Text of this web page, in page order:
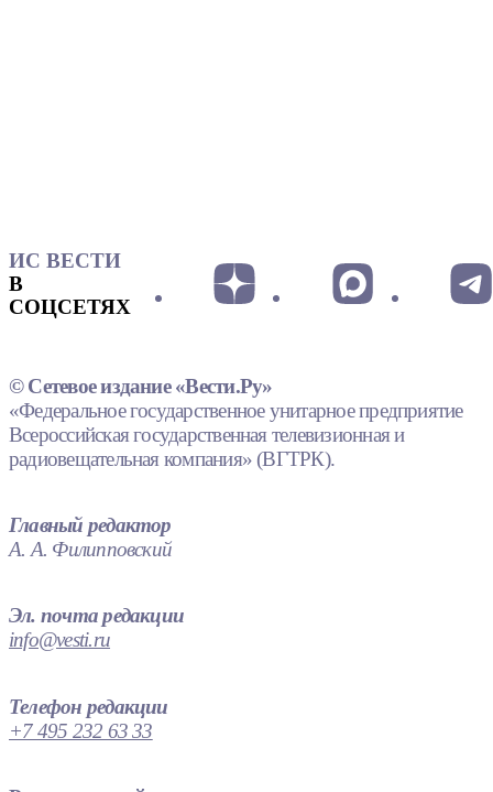
ИС ВЕСТИ
В
СОЦСЕТЯХ
© Сетевое издание «Вести.Ру»
«Федеральное государственное унитарное предприятие
Всероссийская государственная телевизионная и
радиовещательная компания» (ВГТРК).
Главный редактор
А. А. Филипповский
Эл. почта редакции
info@vesti.ru
Телефон редакции
+7 495 232 63 33